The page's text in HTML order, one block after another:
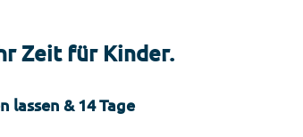
Zeit für Kinder.
& 14 Tage